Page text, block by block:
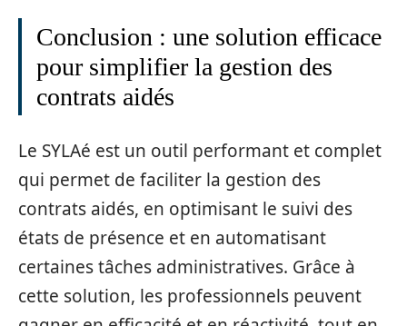
Conclusion : une solution efficace
pour simplifier la gestion des
contrats aidés
Le SYLAé est un outil performant et complet
qui permet de faciliter la gestion des
contrats aidés, en optimisant le suivi des
états de présence et en automatisant
certaines tâches administratives. Grâce à
cette solution, les professionnels peuvent